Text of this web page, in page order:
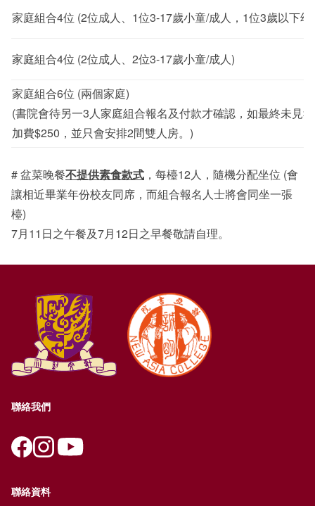
家庭組合4位 (2位成人、1位3-17歲小童/成人，1位3歲以下幼
家庭組合4位 (2位成人、2位3-17歲小童/成人)
家庭組合6位 (兩個家庭)
(書院會待另一3人家庭組合報名及付款才確認，如最終未見
加費$250，並只會安排2間雙人房。)
# 盆菜晚餐不提供素食款式 ，每檯12人，隨機分配坐位 (會
讓相近畢業年份校友同席，而組合報名人士將會同坐一張
檯)
7月11日之午餐及7月12日之早餐敬請自理。
聯絡我們
聯絡資料